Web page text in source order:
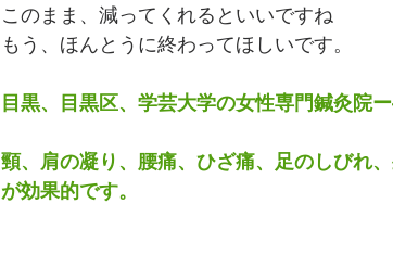
このまま、減ってくれるといいですね
もう、ほんとうに終わってほしいです。
目黒、目黒区、学芸大学の女性専門鍼灸院
頸、肩の凝り、腰痛、ひざ痛、足のしびれ
が効果的です。